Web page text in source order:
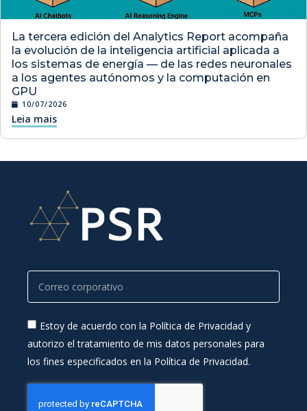
La tercera edición del Analytics Report acompaña
la evolución de la inteligencia artificial aplicada a
los sistemas de energía — de las redes neuronales
a los agentes autónomos y la computación en
GPU
10/07/2026
Leia mais
Estoy de acuerdo con la Política de Privacidad y
autorizo el tratamiento de mis datos personales para
los fines especificados en la Política de Privacidad.